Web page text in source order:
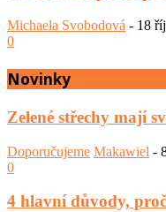
Michaela Svobodová - 18
0
Novinky
Zelené střechy mají
Doporučujeme Makawiel -
0
4 hlavní důvody,